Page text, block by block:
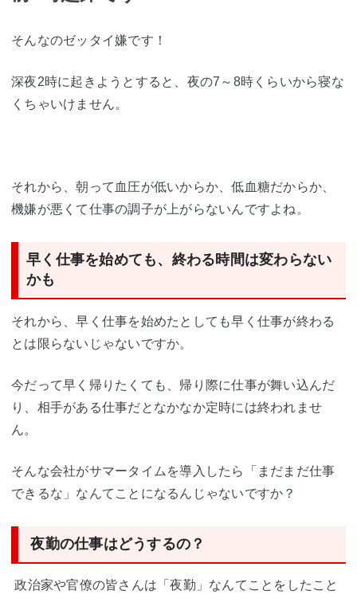
そんなのゼッタイ嫌です！
深夜2時に起きようとすると、夜の7～8時くらいから寝な
くちゃいけません。
それから、朝って血圧が低いからか、低血糖だからか、
機嫌が悪くて仕事の調子が上がらないんですよね。
早く仕事を始めても、終わる時間は変わらない
かも
それから、早く仕事を始めたとしても早く仕事が終わる
とは限らないじゃないですか。
今だって早く帰りたくても、帰り際に仕事が舞い込んだ
り、相手がある仕事だとなかなか定時には終われませ
ん。
そんな会社がサマータイムを導入したら「まだまだ仕事
できるな」なんてことになるんじゃないですか？
夜勤の仕事はどうするの？
政治家や官僚の皆さんは「夜勤」なんてことをしたこと